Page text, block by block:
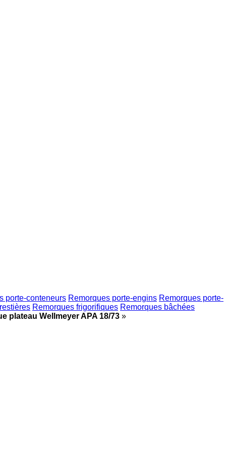
porte-conteneurs Remorques porte-engins Remorques porte-
Remorques frigorifiques Remorques bâchées
plateau Wellmeyer APA 18/73 »